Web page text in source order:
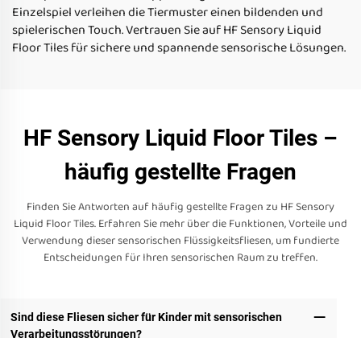
Einzelspiel verleihen die Tiermuster einen bildenden und
spielerischen Touch. Vertrauen Sie auf HF Sensory Liquid
Floor Tiles für sichere und spannende sensorische Lösungen.
HF Sensory Liquid Floor Tiles –
häufig gestellte Fragen
Finden Sie Antworten auf häufig gestellte Fragen zu HF Sensory
Liquid Floor Tiles. Erfahren Sie mehr über die Funktionen, Vorteile und
Verwendung dieser sensorischen Flüssigkeitsfliesen, um fundierte
Entscheidungen für Ihren sensorischen Raum zu treffen.
Sind diese Fliesen sicher für Kinder mit sensorischen
Verarbeitungsstörungen?